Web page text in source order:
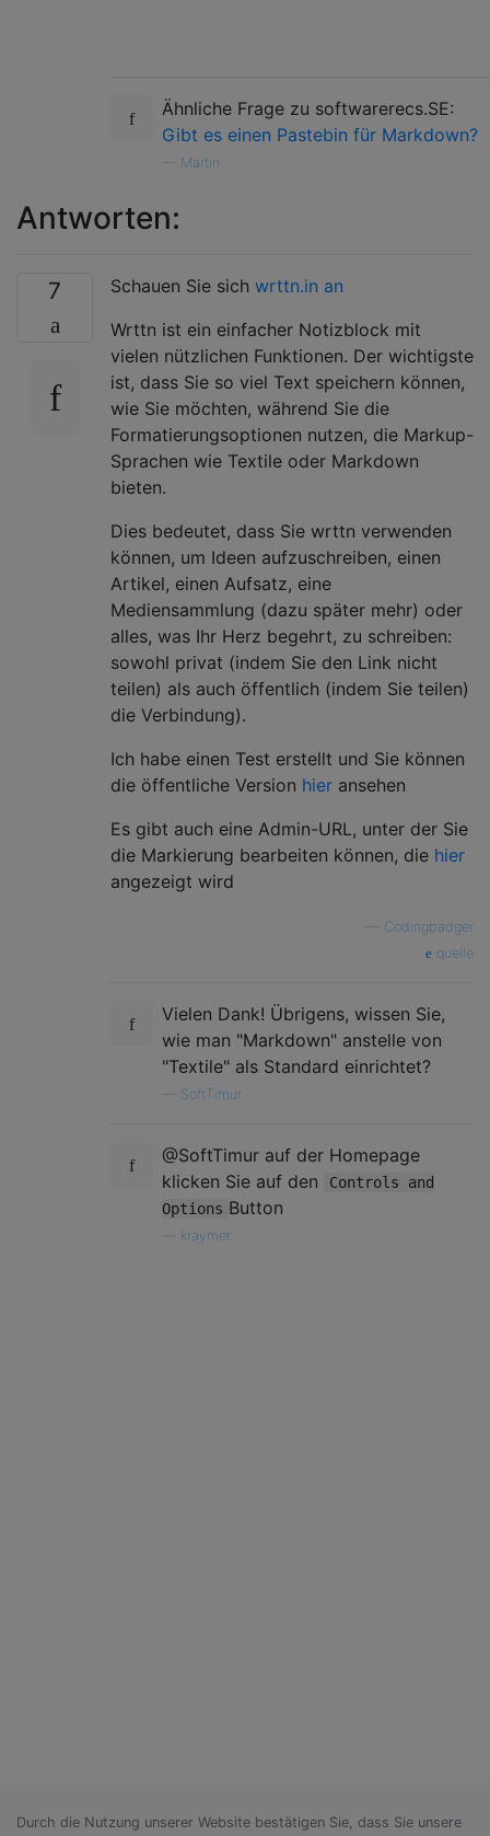
Ähnliche Frage zu softwarerecs.SE:
Gibt es einen Pastebin für Markdown?
Martin
Antworten:
7 Schauen Sie sich wrttn.in an
Wrttn ist ein einfacher Notizblock mit
vielen nützlichen Funktionen. Der wichtigste
ist, dass Sie so viel Text speichern können,
wie Sie möchten, während Sie die
Formatierungsoptionen nutzen, die Markup-
Sprachen wie Textile oder Markdown
bieten.
Dies bedeutet, dass Sie wrttn verwenden
können, um Ideen aufzuschreiben, einen
Artikel, einen Aufsatz, eine
Mediensammlung (dazu später mehr) oder
alles, was Ihr Herz begehrt, zu schreiben:
sowohl privat (indem Sie den Link nicht
teilen) als auch öffentlich (indem Sie teilen)
die Verbindung).
Ich habe einen Test erstellt und Sie können
die öffentliche Version hier ansehen
Es gibt auch eine Admin-URL, unter der Sie
die Markierung bearbeiten können, die hier
angezeigt wird
Codingbadger
quelle
Vielen Dank! Übrigens, wissen Sie,
wie man "Markdown" anstelle von
"Textile" als Standard einrichtet?
SoftTimur
@SoftTimur auf der Homepage
klicken Sie auf den
Controls and
Options Button
kraymer
Durch die Nutzung unserer Website bestätigen Sie, dass Sie unsere